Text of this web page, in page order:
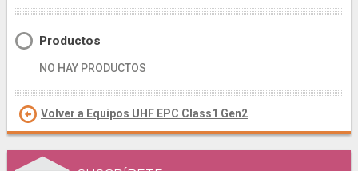
Productos
NO HAY PRODUCTOS
Volver a Equipos UHF EPC Class1 Gen2